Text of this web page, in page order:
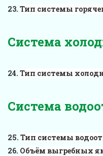
Тип системы
Система
Тип системы
Система
Тип системы
Объём выгребных